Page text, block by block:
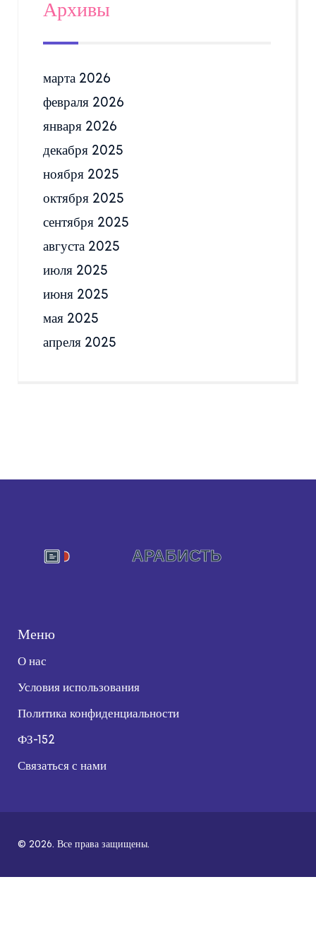
Архивы
марта 2026
февраля 2026
января 2026
декабря 2025
ноября 2025
октября 2025
сентября 2025
августа 2025
июля 2025
июня 2025
мая 2025
апреля 2025
Меню
О нас
Условия использования
Политика конфиденциальности
ФЗ-152
Связаться с нами
© 2026. Все права защищены.